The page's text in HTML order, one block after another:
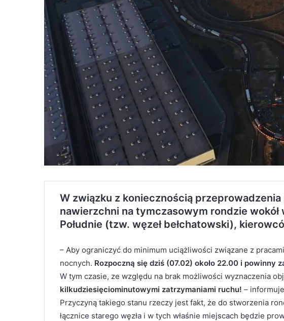
W związku z koniecznością
nawierzchni na tymczasowym rondzie wokół
Południe (tzw. węzeł bełchatowski),
– Aby ograniczyć do minimum uciążliwości związane z
nocnych. Rozpoczną się dziś (07.02) około 22.00 i powinny
W tym czasie, ze względu na brak możliwości wyznaczenia
kilkudziesięciominutowymi zatrzymaniami ruchu! –
Przyczyną takiego stanu rzeczy jest fakt, że do stworzenia
łącznice starego węzła i w tych właśnie miejscach będzie